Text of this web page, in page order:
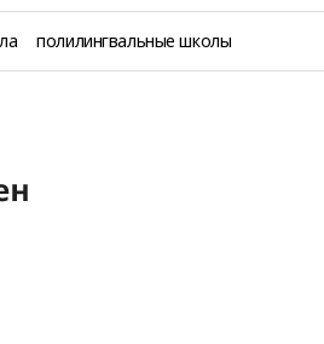
полилингвальные школы